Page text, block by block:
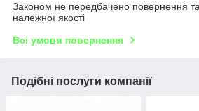
Законом не передбачено повернення
належної якості
Всі умови повернення
Подібні послуги компанії